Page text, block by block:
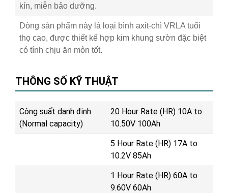
kín, miễn bảo dưỡng.
Dòng sản phẩm này là loại bình axit-chì VRLA tuổi
thọ cao, được thiết kế hợp kim khung sườn đặc biệt
có tính chịu ăn mòn tốt.
THÔNG SỐ KỸ THUẬT
Công suất danh định
(Normal capacity)
20 Hour Rate (HR) 10A to
10.50V 100Ah
5 Hour Rate (HR) 17A to
10.2V 85Ah
1 Hour Rate (HR) 60A to
9.60V 60Ah